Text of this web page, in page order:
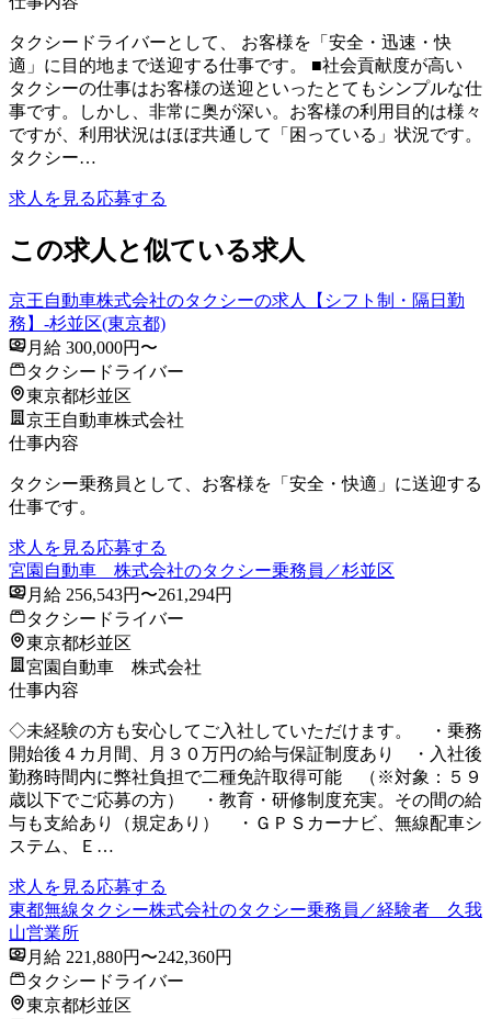
タクシードライバーとして、 お客様を「安全・迅速・快
適」に目的地まで送迎する仕事です。 ■社会貢献度が高い
タクシーの仕事はお客様の送迎といったとてもシンプルな仕
事です。しかし、非常に奥が深い。お客様の利用目的は様々
ですが、利用状況はほぼ共通して「困っている」状況です。
タクシー…
求人を見る応募する
この求人と似ている求人
京王自動車株式会社のタクシーの求人【シフト制・隔日勤
務】-杉並区(東京都)
月給 300,000円〜
タクシードライバー
東京都杉並区
京王自動車株式会社
仕事内容
タクシー乗務員として、お客様を「安全・快適」に送迎する
仕事です。
求人を見る応募する
宮園自動車 株式会社のタクシー乗務員／杉並区
月給 256,543円〜261,294円
タクシードライバー
東京都杉並区
宮園自動車 株式会社
仕事内容
◇未経験の方も安心してご入社していただけます。 ・乗務
開始後４カ月間、月３０万円の給与保証制度あり ・入社後
勤務時間内に弊社負担で二種免許取得可能 （※対象：５９
歳以下でご応募の方） ・教育・研修制度充実。その間の給
与も支給あり（規定あり） ・ＧＰＳカーナビ、無線配車シ
ステム、Ｅ…
求人を見る応募する
東都無線タクシー株式会社のタクシー乗務員／経験者 久我
山営業所
月給 221,880円〜242,360円
タクシードライバー
東京都杉並区